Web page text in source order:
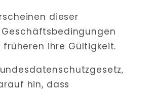
dieser
ihre Gültigkeit.
hin, dass